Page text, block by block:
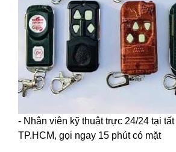
- Nhân viên kỹ thuật trực 24/24 tại
TP.HCM, gọi ngay 15 phút có mặt